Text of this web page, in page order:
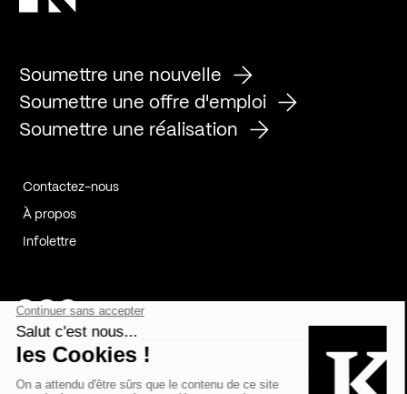
Soumettre une nouvelle
Soumettre une offre d'emploi
Soumettre une réalisation
Contactez-nous
À propos
Infolettre
Page Facebook de Kollectif
Page Instagram de Kollectif
Page Linkedin de Kollectif